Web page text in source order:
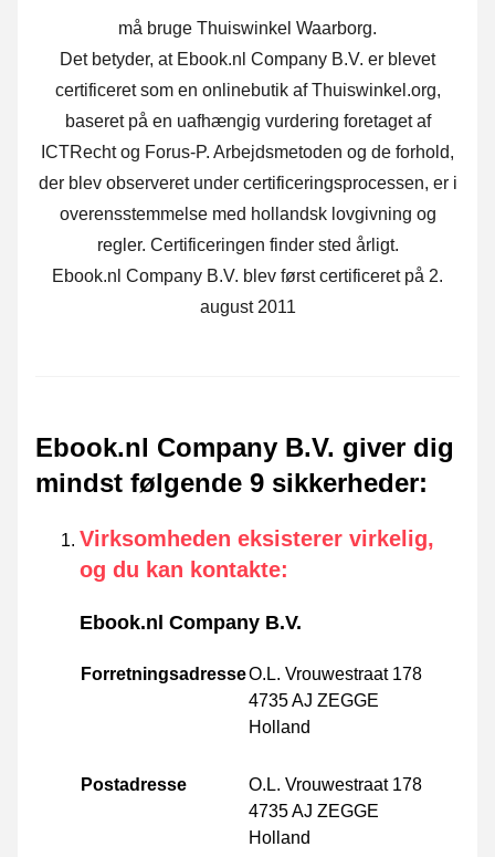
må bruge Thuiswinkel Waarborg.
Det betyder, at Ebook.nl Company B.V. er blevet
certificeret som en onlinebutik af Thuiswinkel.org,
baseret på en uafhængig vurdering foretaget af
ICTRecht og Forus-P. Arbejdsmetoden og de forhold,
der blev observeret under certificeringsprocessen, er i
overensstemmelse med hollandsk lovgivning og
regler. Certificeringen finder sted årligt.
Ebook.nl Company B.V. blev først certificeret på 2.
august 2011
Ebook.nl Company B.V. giver dig
mindst følgende 9 sikkerheder:
Virksomheden eksisterer virkelig,
og du kan kontakte:
Ebook.nl Company B.V.
ForretningsadresseO.L. Vrouwestraat 178
4735 AJ ZEGGE
Holland
Postadresse
O.L. Vrouwestraat 178
4735 AJ ZEGGE
Holland